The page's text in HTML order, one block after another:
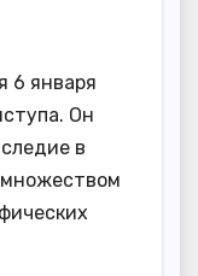
6 января
Он
в